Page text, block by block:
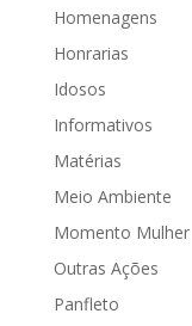
Homenagens
Honrarias
Idosos
Informativos
Matérias
Meio Ambiente
Momento Mulher
Outras Ações
Panfleto